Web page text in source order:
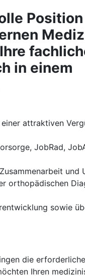
in einem
attraktiven
JobRad,
und
orthopädischen
sowie
die
Ihren